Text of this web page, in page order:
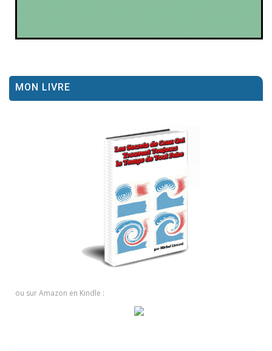
MON LIVRE
ou sur Amazon en Kindle :